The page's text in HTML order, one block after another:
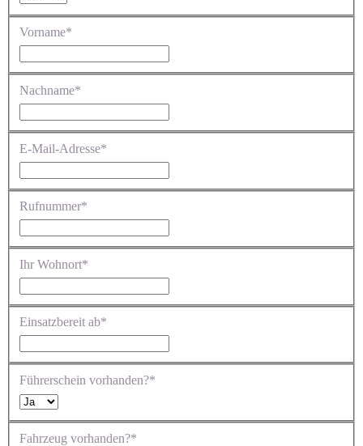
Vorname*
Nachname*
E-Mail-Adresse*
Rufnummer*
Ihr Wohnort*
Einsatzbereit ab*
Führerschein vorhanden?*
Fahrzeug vorhanden?*